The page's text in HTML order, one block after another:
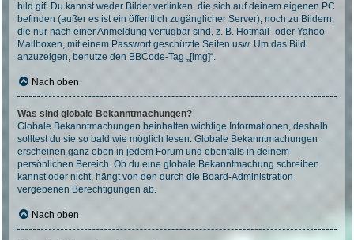
bild.gif. Du kannst weder Bilder verlinken, die sich auf deinem eigenen PC
befinden (außer es ist ein öffentlich zugänglicher Server), noch zu Bildern,
die nur nach einer Anmeldung verfügbar sind, z. B. Hotmail- oder Yahoo-
Mailboxen, mit einem Passwort geschützte Seiten usw. Um das Bild
anzuzeigen, benutze den BBCode-Tag „[img]“.
Nach oben
Was sind globale Bekanntmachungen?
Globale Bekanntmachungen beinhalten wichtige Informationen, deshalb
solltest du sie so bald wie möglich lesen. Globale Bekanntmachungen
erscheinen ganz oben in jedem Forum und ebenfalls in deinem
persönlichen Bereich. Ob du eine globale Bekanntmachung schreiben
kannst oder nicht, hängt von den durch die Board-Administration
vergebenen Berechtigungen ab.
Nach oben